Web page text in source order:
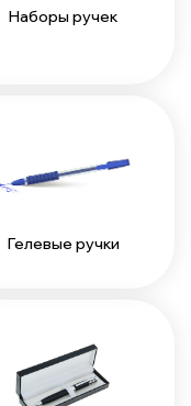
Наборы ручек
Гелевые ручки